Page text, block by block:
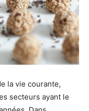
la vie courante,
secteurs ayant le